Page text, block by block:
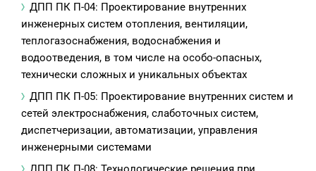
ДПП ПК П-04: Проектирование внутренних
инженерных систем отопления, вентиляции,
теплогазоснабжения, водоснабжения и
водоотведения, в том числе на особо-опасных,
технически сложных и уникальных объектах
ДПП ПК П-05: Проектирование внутренних систем и
сетей электроснабжения, слаботочных систем,
диспетчеризации, автоматизации, управления
инженерными системами